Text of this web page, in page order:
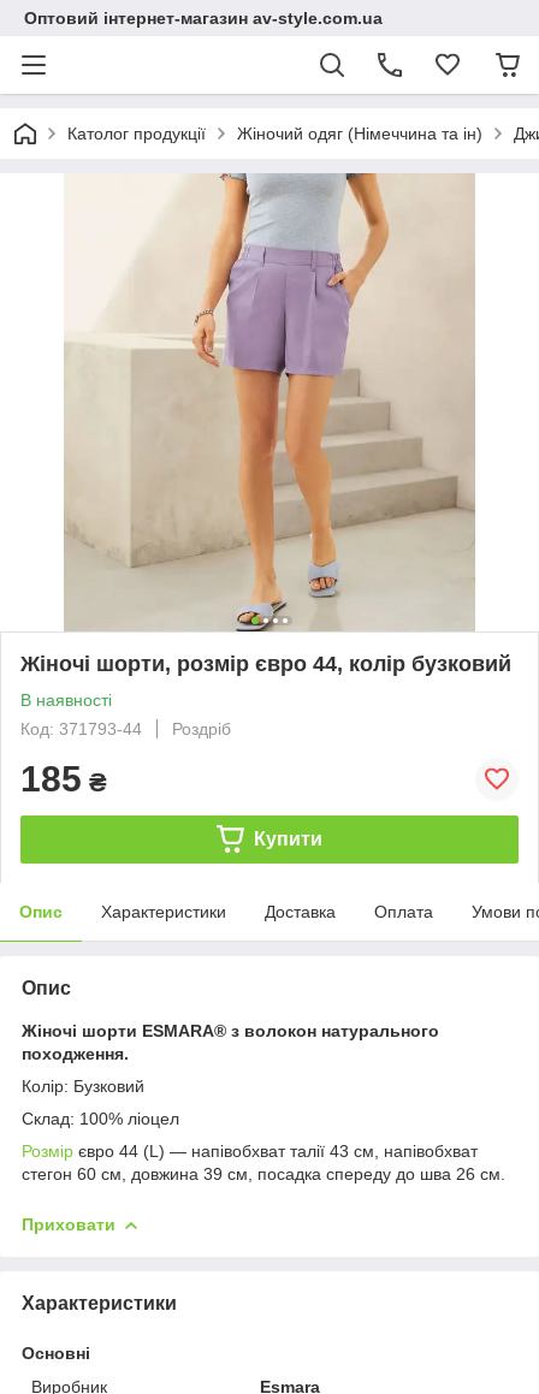
Оптовий інтернет-магазин av-style.com.ua
Католог продукції Жіночий одяг (Німеччина та ін)
Жіночі шорти, розмір євро 44, колір бузковий
В наявності
Код: 371793-44
Роздріб
185 ₴
Купити
Опис Характеристики Доставка Оплата Умови
Опис
Жіночі шорти ESMARA® з волокон натурального
походження.
Колір: Бузковий
Склад: 100% ліоцел
Розмір євро 44 (L) — напівобхват талії 43 см, напівобхват
стегон 60 см, довжина 39 см, посадка спереду до шва 26 см.
Приховати
Характеристики
Основні
Виробник
Esmara